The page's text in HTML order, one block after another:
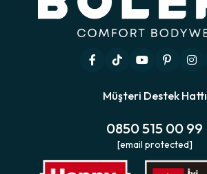
Müşteri Destek Hattı
0850 515 00 99
[email protected]